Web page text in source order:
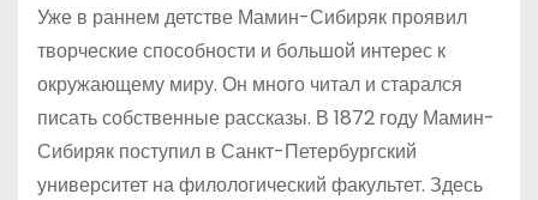
Уже в раннем детстве Мамин-Сибиряк проявил
творческие способности и большой интерес к
окружающему миру. Он много читал и старался
писать собственные рассказы. В 1872 году Мамин-
Сибиряк поступил в Санкт-Петербургский
университет на филологический факультет. Здесь